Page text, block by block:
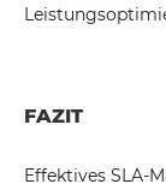
FAZIT
Effektives SLA-